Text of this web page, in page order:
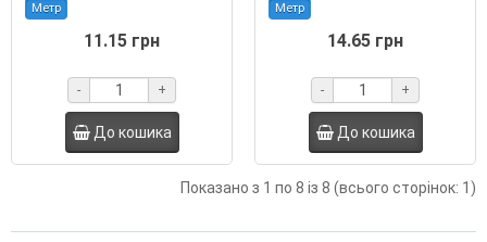
Метр
11.15 грн
- +
До кошика
Метр
14.65 грн
- +
До кошика
Показано з 1 по 8 із 8 (всього сторінок: 1)